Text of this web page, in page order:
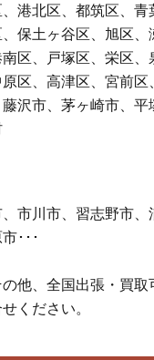
港北区、都筑区、青
保土ヶ谷区、旭区
区、戸塚区、栄区、
区、高津区、宮前区
沢市、茅ヶ崎市、平
市川市、習志野市、
･･･
他、全国出張・買取
ください。